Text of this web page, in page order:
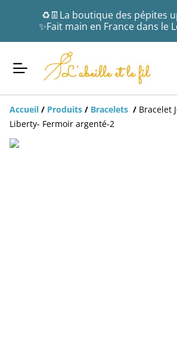
♻️👖La boutique des pépites
✨Fait main en France dans le
Accueil / Produits / Bracelets / Bracelet
Liberty- Fermoir argenté-2